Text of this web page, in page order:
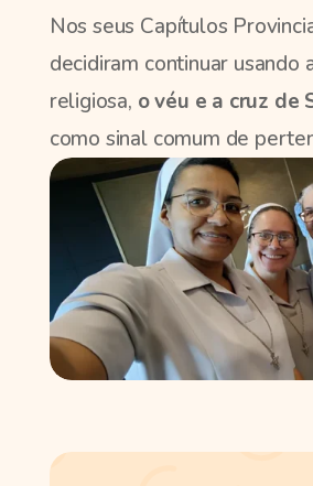
Nos seus Capítulos
decidiram continuar usando
religiosa, o véu e a cruz de
como sinal comum de